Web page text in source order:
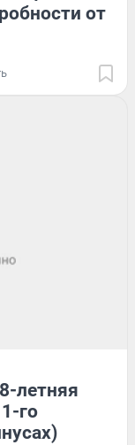
от
летняя
го